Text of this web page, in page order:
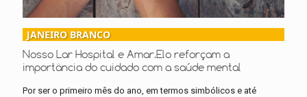
JANEIRO BRANCO
Nosso Lar Hospital e Amar.Elo reforçam a
importância do cuidado com a saúde mental
Por ser o primeiro mês do ano, em termos simbólicos e até